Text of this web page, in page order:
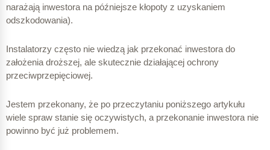
narażają inwestora na późniejsze kłopoty z uzyskaniem
odszkodowania).
Instalatorzy często nie wiedzą jak przekonać inwestora do
założenia droższej, ale skutecznie działającej ochrony
przeciwprzepięciowej.
Jestem przekonany, że po przeczytaniu poniższego artykułu
wiele spraw stanie się oczywistych, a przekonanie inwestora nie
powinno być już problemem.